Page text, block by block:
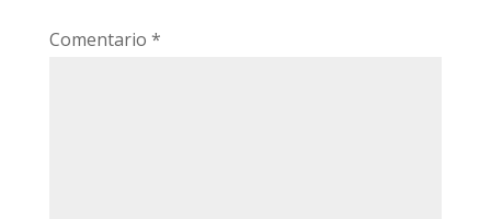
Comentario *